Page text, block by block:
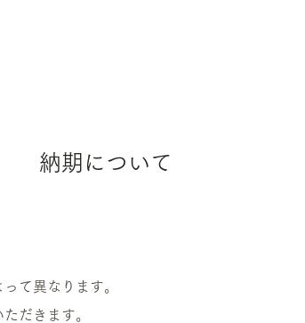
て異なります。
だきます。
納期について